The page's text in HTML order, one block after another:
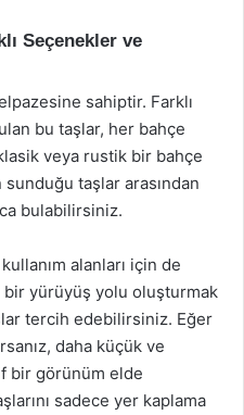
Seçenekler ve
sahiptir. Farklı
bu taşlar, her bahçe
veya rustik bir bahçe
sunduğu taşlar arasından
bulabilirsiniz.
alanları için de
yürüyüş yolu oluşturmak
tercih edebilirsiniz. Eğer
daha küçük ve
bir görünüm elde
sadece yer kaplama